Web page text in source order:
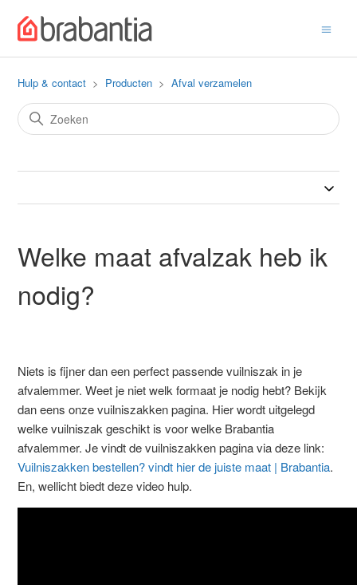
Hulp & contact Producten Afval verzamelen
Welke maat afvalzak heb ik
nodig?
Niets is fijner dan een perfect passende vuilniszak in je
afvalemmer. Weet je niet welk formaat je nodig hebt? Bekijk
dan eens onze vuilniszakken pagina. Hier wordt uitgelegd
welke vuilniszak geschikt is voor welke Brabantia
afvalemmer. Je vindt de vuilniszakken pagina via deze link:
Vuilniszakken bestellen? vindt hier de juiste maat | Brabantia.
En, wellicht biedt deze video hulp.